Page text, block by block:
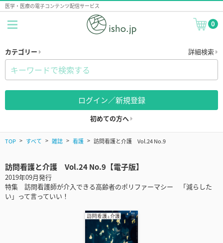
医学・医療の電子コンテンツ配信サービス
0
カテゴリー 詳細検索
ログイン／新規登録
初めての方へ
TOP すべて 雑誌 看護 訪問看護と介護 Vol.24 No.9
訪問看護と介護 Vol.24 No.9【電子版】
2019年09月発行
特集 訪問看護師が介入できる高齢者のポリファーマシー 「減らした
い」って言っていい！